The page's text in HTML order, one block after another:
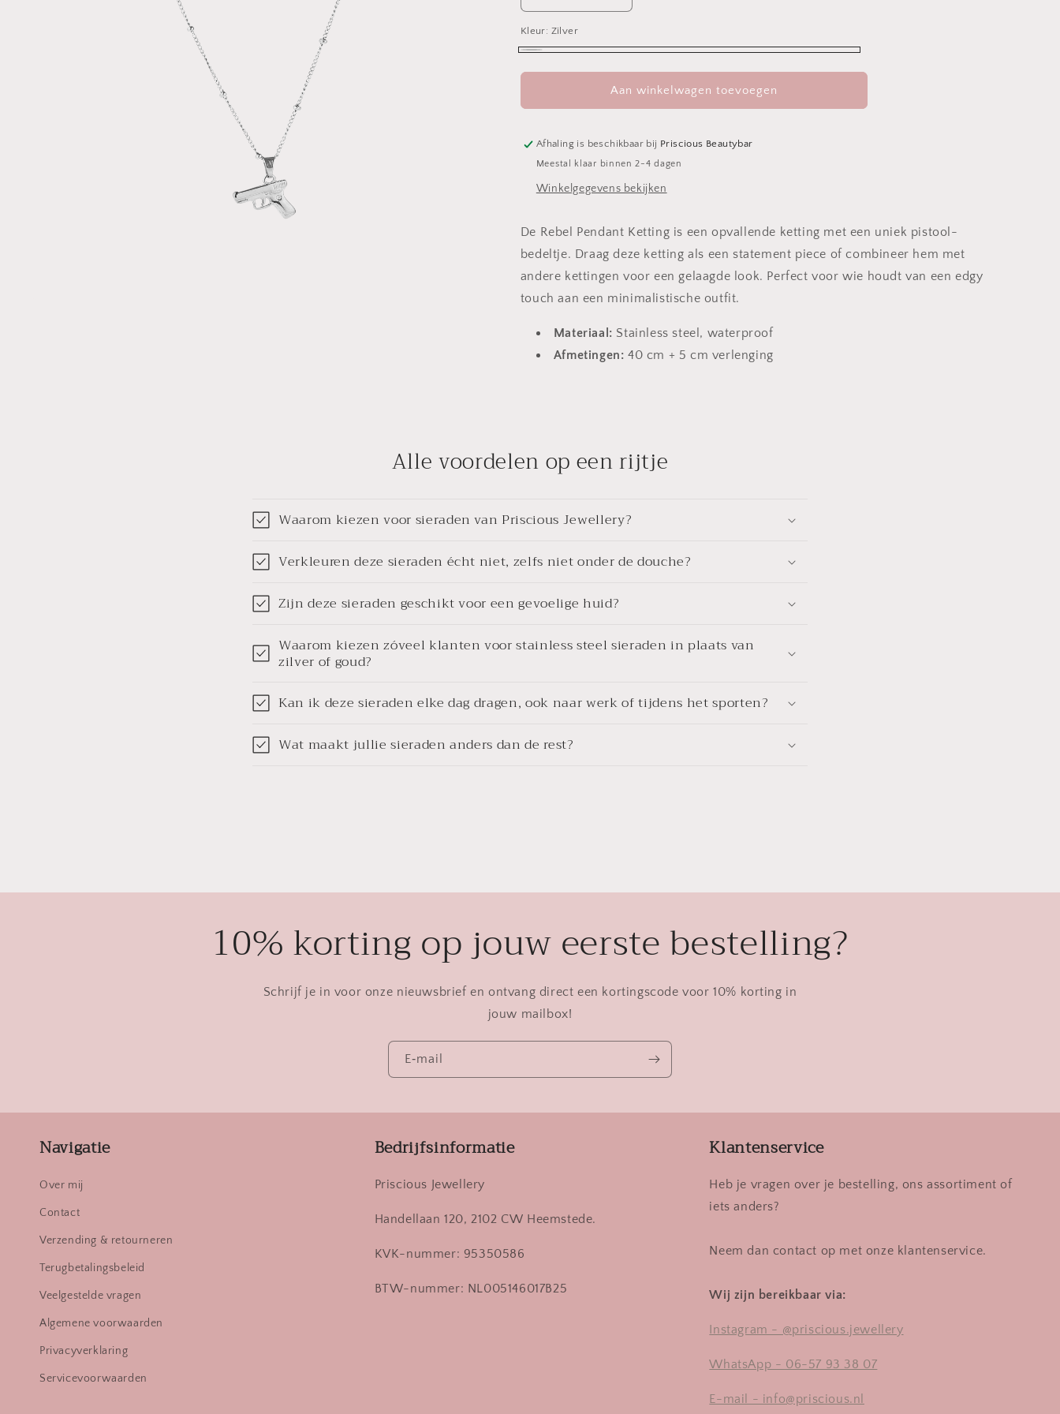
verlagen
voor
Rebel
verhogen
Rebel
Ketting
Kleur: Zilver
Aan winkelwagen toevoegen
Afhaling is beschikbaar bij Priscious Beautybar
Meestal klaar binnen 2-4 dagen
Winkelgegevens bekijken
De Rebel Pendant Ketting is een opvallende ketting met een uniek pistool-
bedeltje. Draag deze ketting als een statement piece of combineer hem met
andere kettingen voor een gelaagde look. Perfect voor wie houdt van een edgy
touch aan een minimalistische outfit.
Materiaal: Stainless steel, waterproof
Afmetingen: 40 cm + 5 cm verlenging
Alle voordelen op een rijtje
Waarom kiezen voor sieraden van Priscious Jewellery?
Verkleuren deze sieraden écht niet, zelfs niet onder de douche?
Zijn deze sieraden geschikt voor een gevoelige huid?
Waarom kiezen zóveel klanten voor stainless steel sieraden in plaats van
zilver of goud?
Kan ik deze sieraden elke dag dragen, ook naar werk of tijdens het sporten?
Wat maakt jullie sieraden anders dan de rest?
10% korting op jouw eerste bestelling?
Schrijf je in voor onze nieuwsbrief en ontvang direct een kortingscode voor 10% korting in
jouw mailbox!
E‑mail
Navigatie
Over mij
Contact
Verzending & retourneren
Terugbetalingsbeleid
Veelgestelde vragen
Algemene voorwaarden
Privacyverklaring
Servicevoorwaarden
Bedrijfsinformatie
Priscious Jewellery
Handellaan 120, 2102 CW Heemstede.
KVK-nummer: 95350586
BTW-nummer: NL005146017B25
Klantenservice
Heb je vragen over je bestelling, ons assortiment of
iets anders?
Neem dan contact op met onze klantenservice.
Wij zijn bereikbaar via:
Instagram - @priscious.jewellery
WhatsApp - 06-57 93 38 07
E-mail - info@priscious.nl